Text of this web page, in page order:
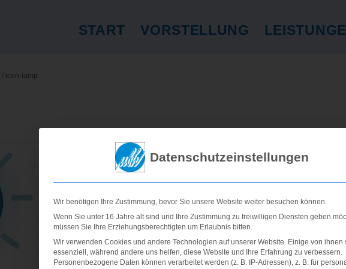
START VORSTELLUNG
/ icon-lamp
Datenschutzeinstellungen
Wir benötigen Ihre Zustimmung, bevor Sie unsere Website weiter besuchen können.
Wenn Sie unter 16 Jahre alt sind und Ihre Zustimmung zu freiwilligen Diensten geben
müssen Sie Ihre Erziehungsberechtigten um Erlaubnis bitten.
Wir verwenden Cookies und andere Technologien auf unserer Website. Einige von ihnen
essenziell, während andere uns helfen, diese Website und Ihre Erfahrung zu verbessern.
Personenbezogene Daten können verarbeitet werden (z. B. IP-Adressen), z. B. für